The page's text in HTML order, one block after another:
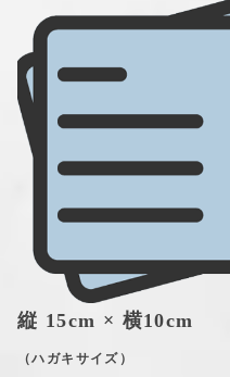
縦 15cm × 横10cm
（ハガキサイズ）